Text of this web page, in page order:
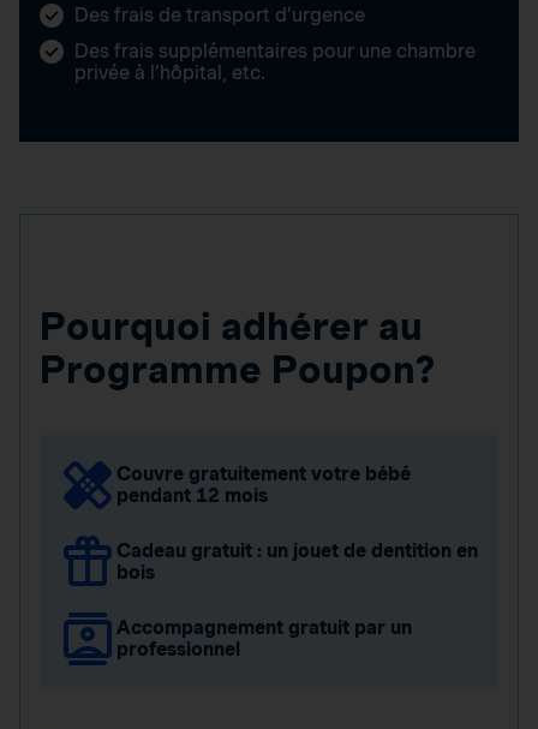
Des frais de transport d’urgence
Des frais supplémentaires pour une chambre
privée à l’hôpital, etc.
Pourquoi adhérer au
Programme Poupon?
Couvre gratuitement votre bébé
pendant 12 mois
Cadeau gratuit : un jouet de dentition en
bois
Accompagnement gratuit par un
professionnel